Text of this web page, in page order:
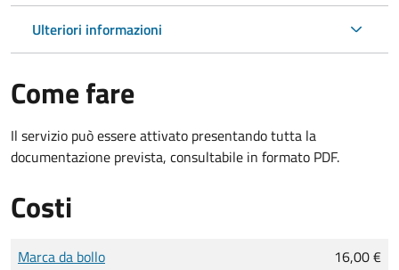
Ulteriori informazioni
Come fare
Il servizio può essere attivato presentando tutta la
documentazione prevista, consultabile in formato PDF.
Costi
Tipo di pagamento
Importo
Marca da bollo 16,00 €